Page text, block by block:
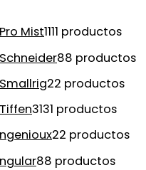
Mist1111 productos
88 productos
22 productos
3131 productos
22 productos
88 productos